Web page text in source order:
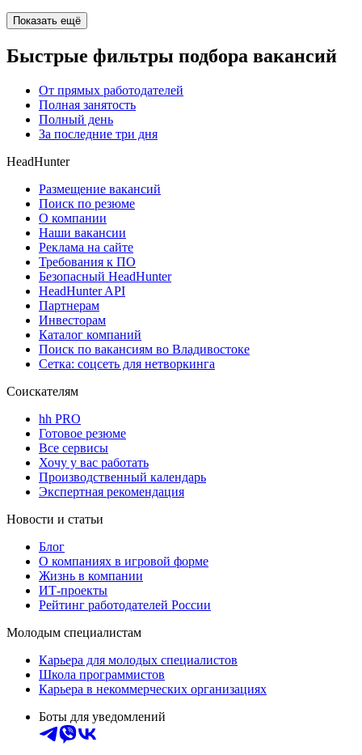
Показать ещё
Быстрые фильтры подбора вакансий
От прямых работодателей
Полная занятость
Полный день
За последние три дня
HeadHunter
Размещение вакансий
Поиск по резюме
О компании
Наши вакансии
Реклама на сайте
Требования к ПО
Безопасный HeadHunter
HeadHunter API
Партнерам
Инвесторам
Каталог компаний
Поиск по вакансиям во Владивостоке
Сетка: соцсеть для нетворкинга
Соискателям
hh PRO
Готовое резюме
Все сервисы
Хочу у вас работать
Производственный календарь
Экспертная рекомендация
Новости и статьи
Блог
О компаниях в игровой форме
Жизнь в компании
ИТ-проекты
Рейтинг работодателей России
Молодым специалистам
Карьера для молодых специалистов
Школа программистов
Карьера в некоммерческих организациях
Боты для уведомлений